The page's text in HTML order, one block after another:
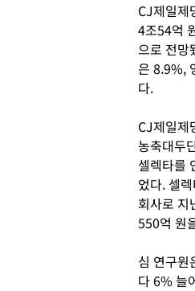
CJ제일제
4조54억
으로 전망
은 8.9%,
다.
CJ제일제
농축대두
셀렉타를
었다. 셀
회사로 지
550억 원
심 연구원
다 6% 늘